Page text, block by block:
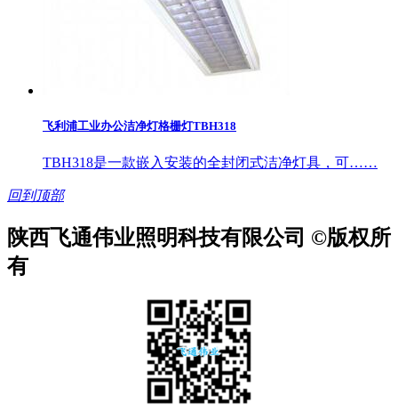
飞利浦工业办公洁净灯格栅灯TBH318
TBH318是一款嵌入安装的全封闭式洁净灯具，可……
回到顶部
陕西飞通伟业照明科技有限公司 ©版权所
有